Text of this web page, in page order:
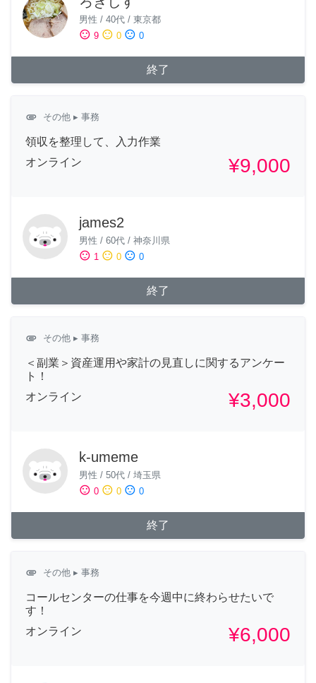
男性 / 40代 / 東京都
sentiment_satisfied 9 sentiment_neutral 0 sentiment_dissatisfied 0
終了
attachment その他 ▸ 事務
領収を整理して、入力作業
オンライン
¥9,000
james2
男性 / 60代 / 神奈川県
sentiment_satisfied 1 sentiment_neutral 0 sentiment_dissatisfied 0
終了
attachment その他 ▸ 事務
＜副業＞資産運用や家計の見直しに関するアンケー
ト！
オンライン
¥3,000
k-umeme
男性 / 50代 / 埼玉県
sentiment_satisfied 0 sentiment_neutral 0 sentiment_dissatisfied 0
終了
attachment その他 ▸ 事務
コールセンターの仕事を今週中に終わらせたいで
す！
オンライン
¥6,000